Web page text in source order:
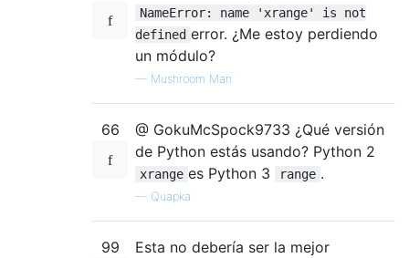
NameError: name 'xrange' is not
defined error. ¿Me estoy perdiendo
un módulo?
— Mushroom Man
66
@ GokuMcSpock9733 ¿Qué versión
de Python estás usando? Python 2
xrange es Python 3 range .
— Quapka
99
Esta no debería ser la mejor